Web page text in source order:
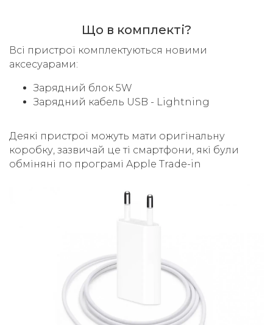
Що в комплекті?
Всі пристрої комплектуються новими
аксесуарами:
Зарядний блок 5W
Зарядний кабель USB - Lightning
Деякі пристрої можуть мати оригінальну
коробку, зазвичай це ті смартфони, які були
обміняні по програмі Apple Trade-in